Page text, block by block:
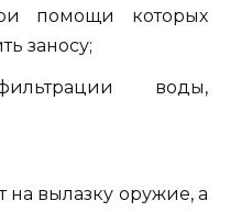
помощи которых
заносу;
воды,
на вылазку оружие, а